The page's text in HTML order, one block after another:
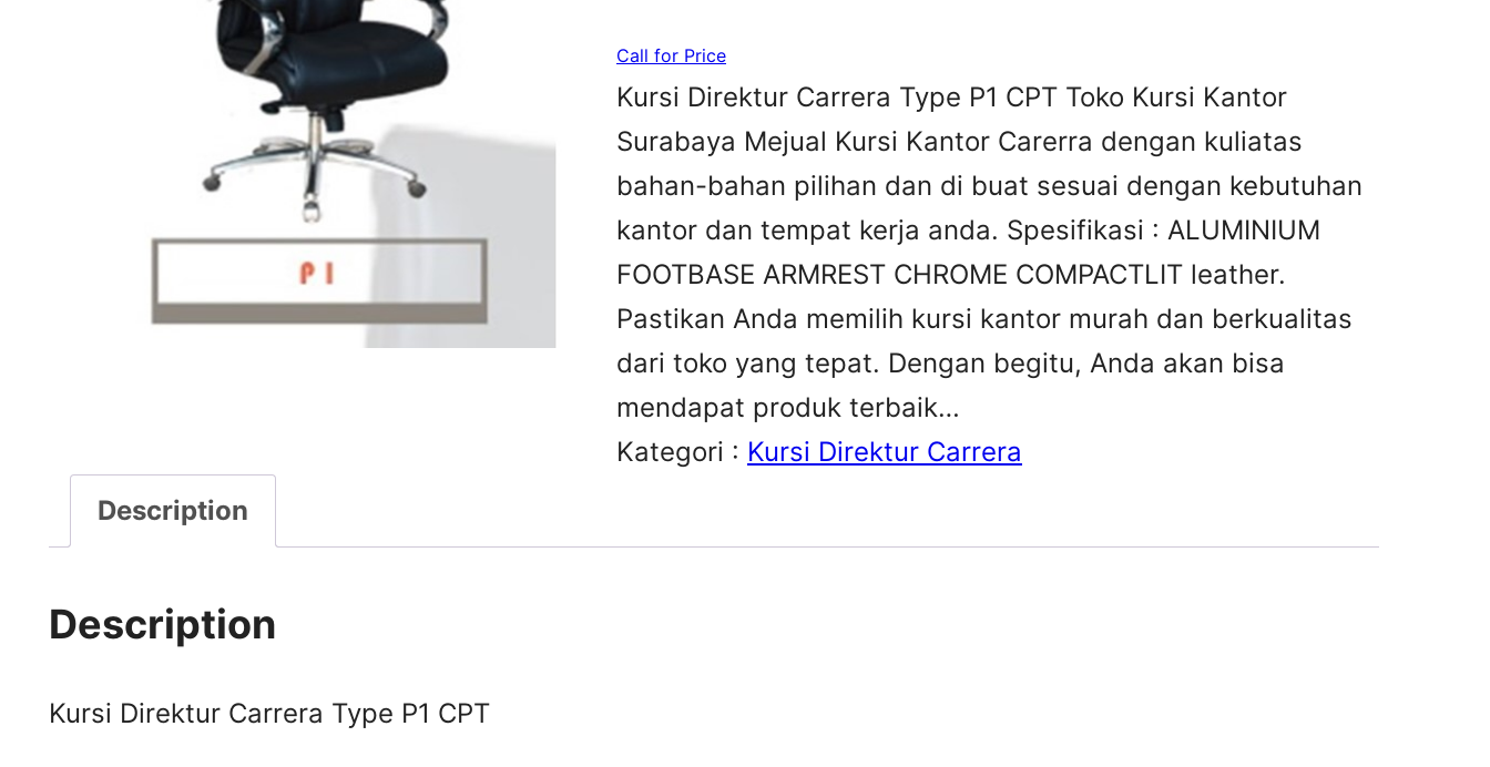
Call for Price
Kursi Direktur Carrera Type P1 CPT Toko Kursi Kantor
Surabaya Mejual Kursi Kantor Carerra dengan kuliatas
bahan-bahan pilihan dan di buat sesuai dengan kebutuhan
kantor dan tempat kerja anda. Spesifikasi : ALUMINIUM
FOOTBASE ARMREST CHROME COMPACTLIT leather.
Pastikan Anda memilih kursi kantor murah dan berkualitas
dari toko yang tepat. Dengan begitu, Anda akan bisa
mendapat produk terbaik…
Kategori : Kursi Direktur Carrera
Description
Description
Kursi Direktur Carrera Type P1 CPT